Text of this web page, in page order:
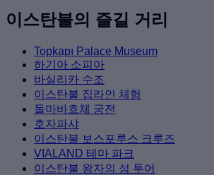
이스탄불의 즐길 거리
Topkapı Palace Museum
하기아 소피아
바실리카 수조
이스탄불 집라인 체험
돌마바흐체 궁전
호자파샤
이스탄불 보스포루스 크루즈
VIALAND 테마 파크
이스탄불 왕자의 섬 투어